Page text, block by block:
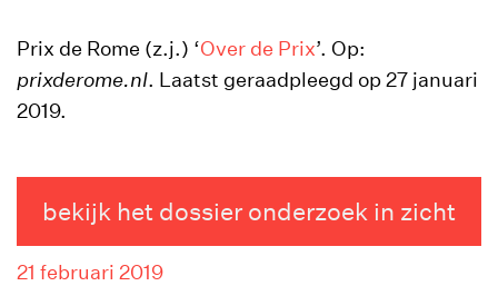
Prix de Rome (z.j.) ‘Over de Prix’. Op:
prixderome.nl. Laatst geraadpleegd op 27 januari
2019.
bekijk het dossier onderzoek in zicht
21 februari 2019